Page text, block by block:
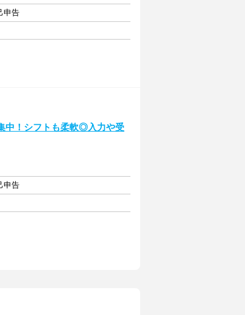
申告
中！シフトも柔軟◎入力や受
申告